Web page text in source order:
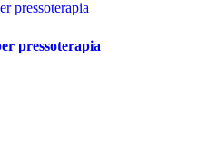
pressoterapia